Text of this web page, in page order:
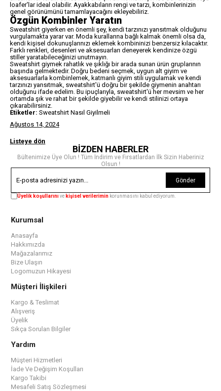
loafer'lar ideal olabilir. Ayakkabıların rengi ve tarzı, kombinlerinizin
genel görünümünü tamamlayacağını ekleyebiliriz.
Özgün Kombinler Yaratın
Sweatshirt giyerken en önemli şey, kendi tarzınızı yansıtmak olduğunu
vurgulamakta yarar var. Moda kurallarına bağlı kalmak önemli olsa da,
kendi kişisel dokunuşlarınızı eklemek kombininizi benzersiz kılacaktır.
Farklı renkleri, desenleri ve aksesuarları deneyerek kendinize özgü
stiller yaratabileceğinizi unutmayın.
Sweatshirt giymek rahatlık ve şıklığı bir arada sunan ürün gruplarının
başında gelmektedir. Doğru bedeni seçmek, uygun alt giyim ve
aksesuarlarla kombinlemek, katmanlı giyim stili uygulamak ve kendi
tarzınızı yansıtmak, sweatshirt'ü doğru bir şekilde giymenin anahtarı
olduğunu ifade edelim. Bu ipuçlarıyla, sweatshirt'ü her mevsim ve her
ortamda şık ve rahat bir şekilde giyebilir ve kendi stilinizi ortaya
çıkarabilirsiniz.
Etiketler: Sweatshirt Nasıl Giyilmeli
Ağustos 14, 2024
Listeye dön
BİZDEN HABERLER
Bültenimize Üye Olun ! Tüm İndirim ve Fırsatlardan İlk Sizin Haberiniz
Olsun !
Gönder
Üyelik koşullarınıve kişisel verilerimin korunmasını kabul ediyorum.
Kurumsal
Anasayfa
Hakkımızda
Mağazalarımız
Bize Ulaşın
Logomuzun Hikayesi
Müşteri İlişkileri
Kargo & Teslimat
Alışveriş
Üyelik
Sıkça Sorulan Bilgiler
Yardım
Müşteri Hizmetleri
İade Ve Değişim Koşulları
Kargo Takibi
Mesafeli Satış Sözleşmesi